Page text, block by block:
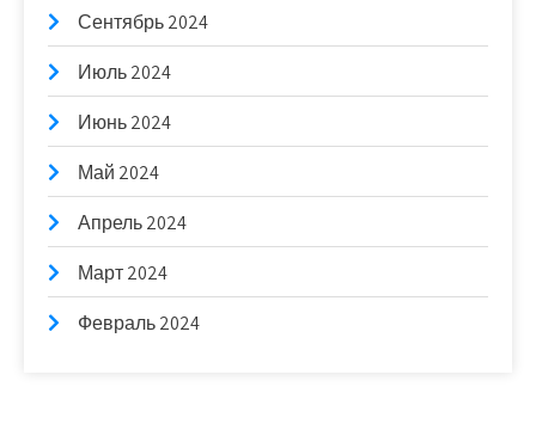
Сентябрь 2024
Июль 2024
Июнь 2024
Май 2024
Апрель 2024
Март 2024
Февраль 2024